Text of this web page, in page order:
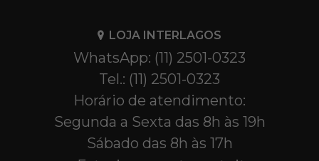
LOJA INTERLAGOS
WhatsApp: (11) 2501-0323
Tel.: (11) 2501-0323
Horário de atendimento:
Segunda a Sexta das 8h às 19h
Sábado das 8h às 17h